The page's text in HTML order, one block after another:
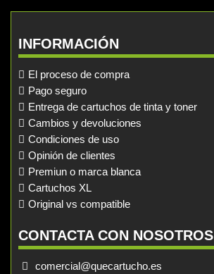
INFORMACIÓN
El proceso de compra
Pago seguro
Entrega de cartuchos de tinta y toner
Cambios y devoluciones
Condiciones de uso
Opinión de clientes
Premiun o marca blanca
Cartuchos XL
Original vs compatible
CONTACTA CON NOSOTROS
comercial@quecartucho.es